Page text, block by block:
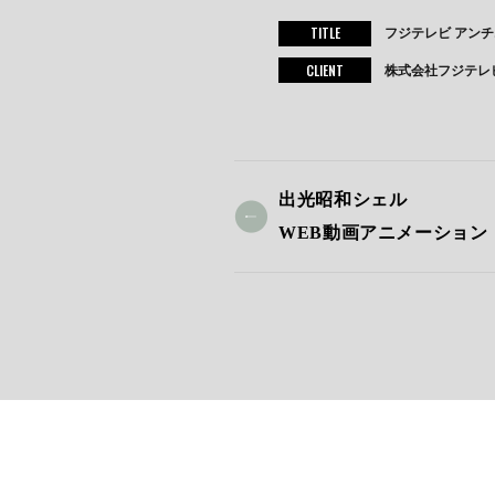
TITLE フジテレビ アン
CLIENT 株式会社フジテレ
出光昭和シェル
WEB動画アニメーション